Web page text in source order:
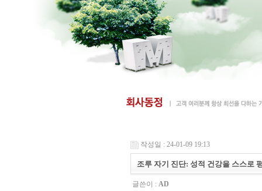
작성일 : 24-01-09 19:13
조루 자기 진단: 성적 건강을 스스로
글쓴이 : AD